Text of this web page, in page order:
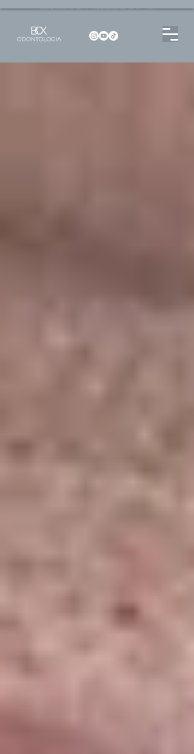
Dentista no Brooklin | São Paulo | SP Atendimento particular Rua Pitu, 72, Sala 65